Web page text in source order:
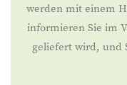
werden mit einem
informieren Sie im
geliefert wird, und